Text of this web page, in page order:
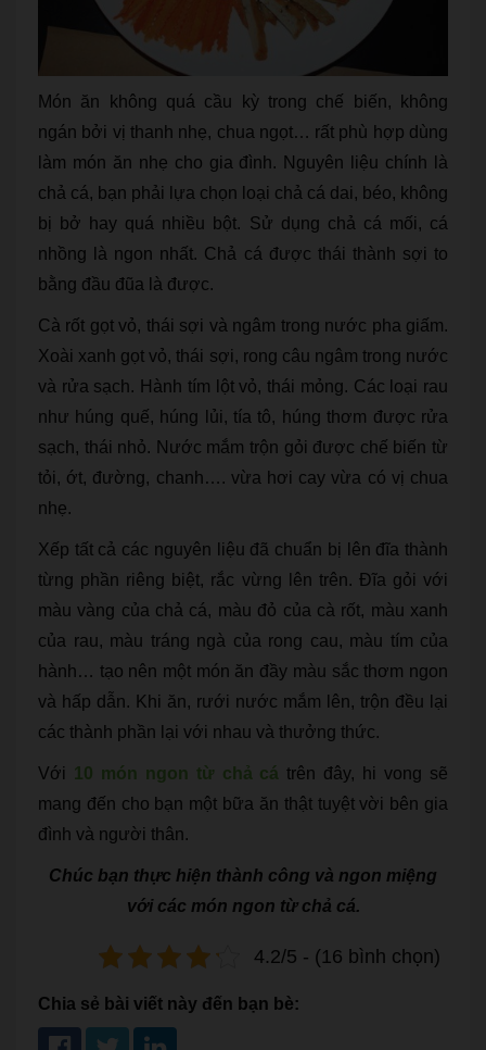
Món ăn không quá cầu kỳ trong chế biến, không
ngán bởi vị thanh nhẹ, chua ngọt… rất phù hợp dùng
làm món ăn nhẹ cho gia đình. Nguyên liệu chính là
chả cá, bạn phải lựa chọn loại chả cá dai, béo, không
bị bở hay quá nhiều bột. Sử dụng chả cá mối, cá
nhồng là ngon nhất. Chả cá được thái thành sợi to
bằng đầu đũa là được.
Cà rốt gọt vỏ, thái sợi và ngâm trong nước pha giấm.
Xoài xanh gọt vỏ, thái sợi, rong câu ngâm trong nước
và rửa sạch. Hành tím lột vỏ, thái mỏng. Các loại rau
như húng quế, húng lủi, tía tô, húng thơm được rửa
sạch, thái nhỏ. Nước mắm trộn gỏi được chế biến từ
tỏi, ớt, đường, chanh…. vừa hơi cay vừa có vị chua
nhẹ.
Xếp tất cả các nguyên liệu đã chuẩn bị lên đĩa thành
từng phần riêng biệt, rắc vừng lên trên. Đĩa gỏi với
màu vàng của chả cá, màu đỏ của cà rốt, màu xanh
của rau, màu tráng ngà của rong cau, màu tím của
hành… tạo nên một món ăn đầy màu sắc thơm ngon
và hấp dẫn. Khi ăn, rưới nước mắm lên, trộn đều lại
các thành phần lại với nhau và thưởng thức.
Với 10 món ngon từ chả cá trên đây, hi vong sẽ
mang đến cho bạn một bữa ăn thật tuyệt vời bên gia
đình và người thân.
Chúc bạn thực hiện thành công và ngon miệng
với các món ngon từ chả cá.
4.2/5 - (16 bình chọn)
Chia sẻ bài viết này đến bạn bè: